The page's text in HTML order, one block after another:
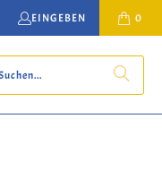
EINGEBEN 0